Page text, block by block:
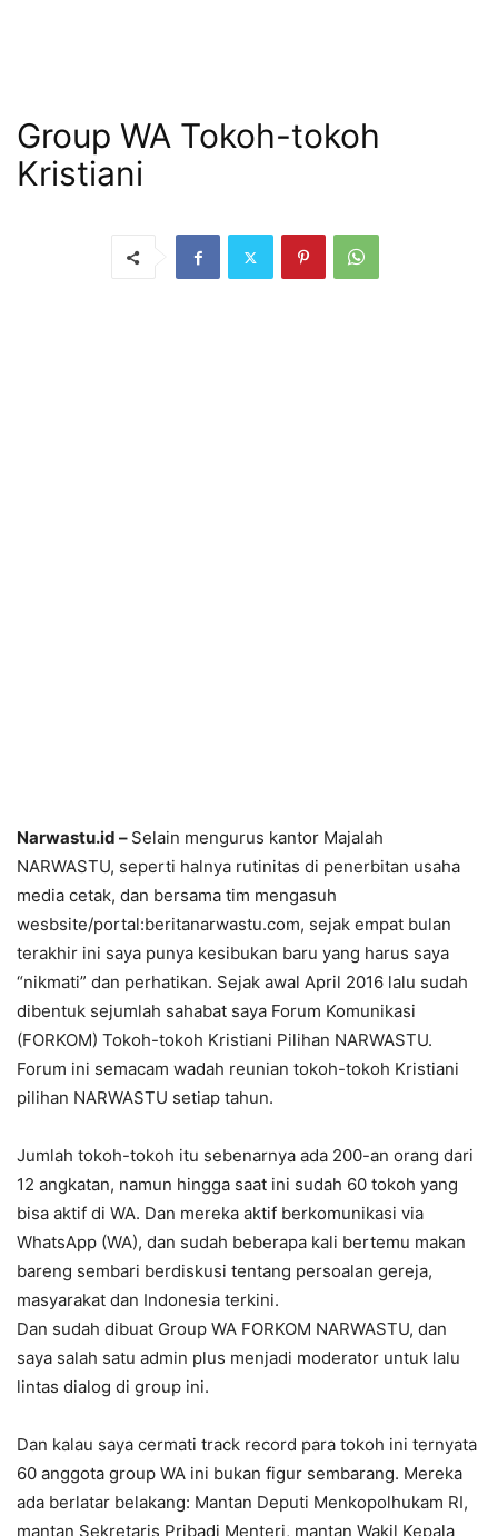
Group WA Tokoh-tokoh
Kristiani
Narwastu.id – Selain mengurus kantor Majalah
NARWASTU, seperti halnya rutinitas di penerbitan usaha
media cetak, dan bersama tim mengasuh
wesbsite/portal:beritanarwastu.com, sejak empat bulan
terakhir ini saya punya kesibukan baru yang harus saya
“nikmati” dan perhatikan. Sejak awal April 2016 lalu sudah
dibentuk sejumlah sahabat saya Forum Komunikasi
(FORKOM) Tokoh-tokoh Kristiani Pilihan NARWASTU.
Forum ini semacam wadah reunian tokoh-tokoh Kristiani
pilihan NARWASTU setiap tahun.
Jumlah tokoh-tokoh itu sebenarnya ada 200-an orang dari
12 angkatan, namun hingga saat ini sudah 60 tokoh yang
bisa aktif di WA. Dan mereka aktif berkomunikasi via
WhatsApp (WA), dan sudah beberapa kali bertemu makan
bareng sembari berdiskusi tentang persoalan gereja,
masyarakat dan Indonesia terkini.
Dan sudah dibuat Group WA FORKOM NARWASTU, dan
saya salah satu admin plus menjadi moderator untuk lalu
lintas dialog di group ini.
Dan kalau saya cermati track record para tokoh ini ternyata
60 anggota group WA ini bukan figur sembarang. Mereka
ada berlatar belakang: Mantan Deputi Menkopolhukam RI,
mantan Sekretaris Pribadi Menteri, mantan Wakil Kepala